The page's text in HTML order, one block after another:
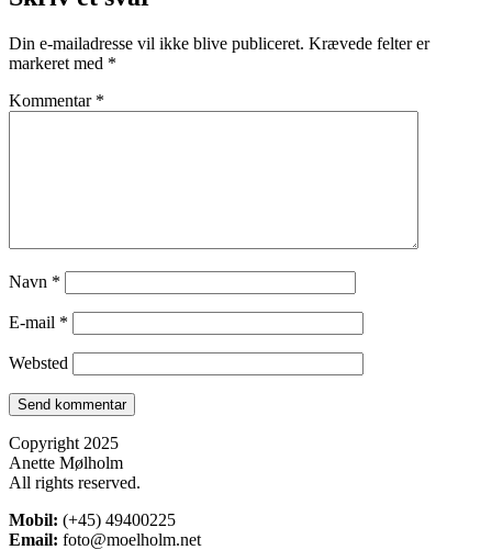
Din e-mailadresse vil ikke blive publiceret. Krævede felter er
markeret med *
Kommentar *
Navn *
E-mail *
Websted
Copyright 2025
Anette Mølholm
All rights reserved.
Mobil: (+45) 49400225
Email: foto@moelholm.net